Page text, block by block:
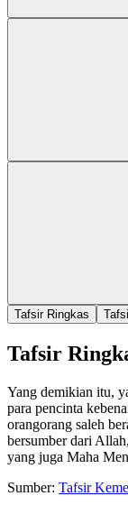
Tafsir Ringkas
Tafsir
Yang demikian itu,
para pencinta
orangorang saleh
bersumber dari
yang juga Maha
Sumber: Tafsir